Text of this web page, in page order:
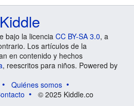
bajo la licencia CC BY-SA 3.0, a
Los artículos de la
en contenido y hechos
, reescritos para niños. Powered by
Quiénes somos
© 2025 Kiddle.co